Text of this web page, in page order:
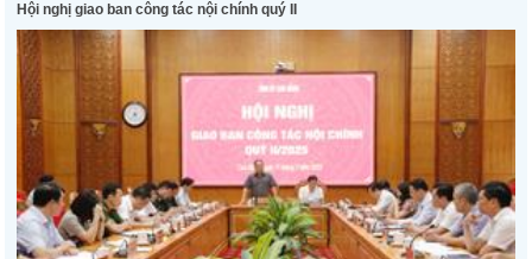
Hội nghị giao ban công tác nội chính quý II